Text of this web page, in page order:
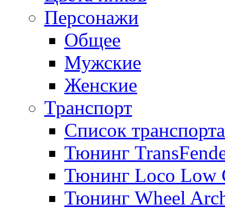
Персонажи
Общее
Мужские
Женские
Транспорт
Список транспорта
Тюнинг
Тюнинг Loco Low
Тюнинг Wheel